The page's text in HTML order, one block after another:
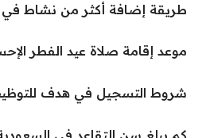
طريقة إضافة أكثر من نشاط في
موعد إقامة صلاة عيد الفطر الإحساء
شروط التسجيل في هدف
كم يبلغ سن التقاعد في السعودية